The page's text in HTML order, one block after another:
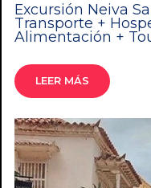
Excursión Neiva
Transporte +
Alimentación +
LEER MÁS